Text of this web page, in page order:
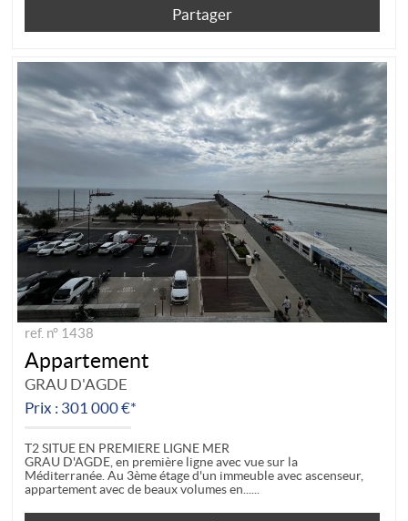
Partager
ref. n° 1438
Appartement
GRAU D'AGDE
Prix : 301 000 €*
T2 SITUE EN PREMIERE LIGNE MER
GRAU D'AGDE, en première ligne avec vue sur la
Méditerranée. Au 3ème étage d'un immeuble avec ascenseur,
appartement avec de beaux volumes en...